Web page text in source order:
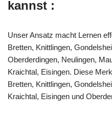
kannst :
Unser Ansatz macht Lernen
Bretten, Knittlingen,
Oberderdingen, Neulingen,
Kraichtal, Eisingen. Diese
Bretten, Knittlingen,
Kraichtal, Eisingen und